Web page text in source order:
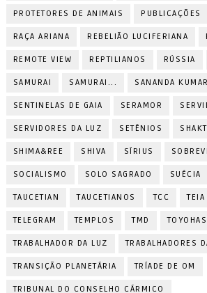
PROTETORES DE ANIMAIS PUBLICAÇÕES
RAÇA ARIANA REBELIÃO LUCIFERIANA
REMOTE VIEW REPTILIANOS RÚSSIA
SAMURAI SAMURAI... SANANDA
SENTINELAS DE GAIA SERAMOR
SERVIDORES DA LUZ SETÊNIOS
SHIMA&REE SHIVA SÍRIUS
SOCIALISMO SOLO SAGRADO SUÉCIA
TAUCETIAN TAUCETIANOS TCC
TELEGRAM TEMPLOS TMD
TRABALHADOR DA LUZ TRABALHADORES
TRANSIÇÃO PLANETÁRIA TRÍADE DE OM
TRIBUNAL DO CONSELHO CÁRMICO